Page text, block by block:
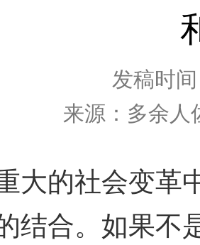
发稿时
来源：多余人
的社会变革
结合。如果不